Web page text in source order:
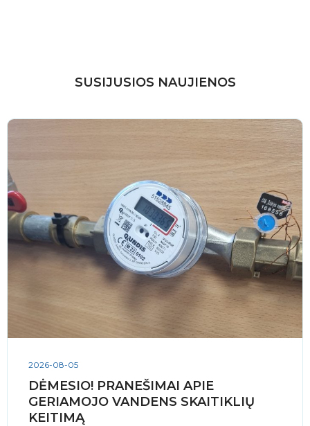
SUSIJUSIOS NAUJIENOS
2026-08-05
DĖMESIO! PRANEŠIMAI APIE
GERIAMOJO VANDENS SKAITIKLIŲ
KEITIMĄ